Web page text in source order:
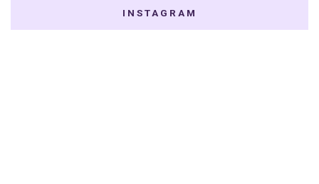
INSTAGRAM